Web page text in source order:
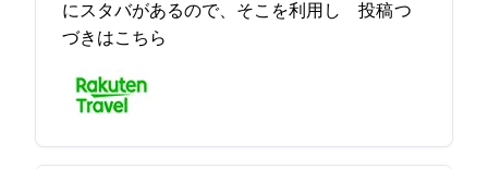
にスタバがあるので、そこを利用し… 2021-11-06 16:58:01投稿つ
づきはこちら